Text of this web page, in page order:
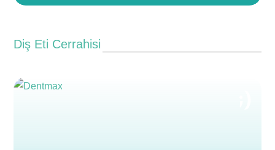
Diş Eti Cerrahisi